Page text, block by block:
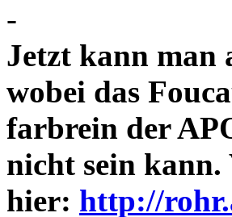
-
Jetzt kann man
wobei das
farbrein der
nicht sein kann.
hier: http://